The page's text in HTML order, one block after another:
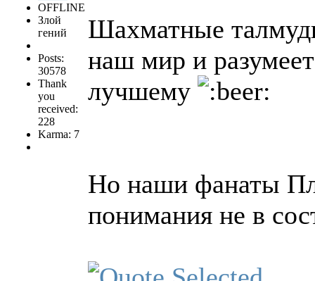
OFFLINE
Злой
гений
Posts:
30578
Thank
you
received:
228
Karma: 7
Шахматные
наш мир и
лучшему
Но наши фанаты
понимания не в